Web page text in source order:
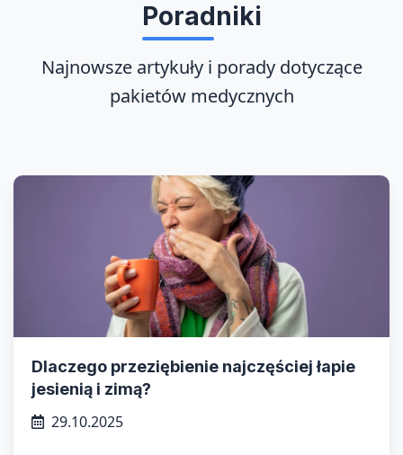
Poradniki
Najnowsze artykuły i porady dotyczące
pakietów medycznych
Dlaczego przeziębienie najczęściej łapie
jesienią i zimą?
29.10.2025